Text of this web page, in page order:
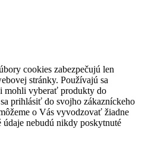
cookies zabezpečujú len
stránky. Používajú sa
mohli vyberať produkty do
prihlásiť do svojho zákazníckeho
o Vás vyvodzovať žiadne
údaje nebudú nikdy poskytnuté